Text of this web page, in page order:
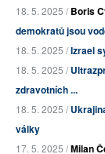
18. 5. 2025 /Boris
demokratů jsou
18. 5. 2025 /Izrael
18. 5. 2025 /
zdravotních ...
18. 5. 2025 /
války
17. 5. 2025 /Milan